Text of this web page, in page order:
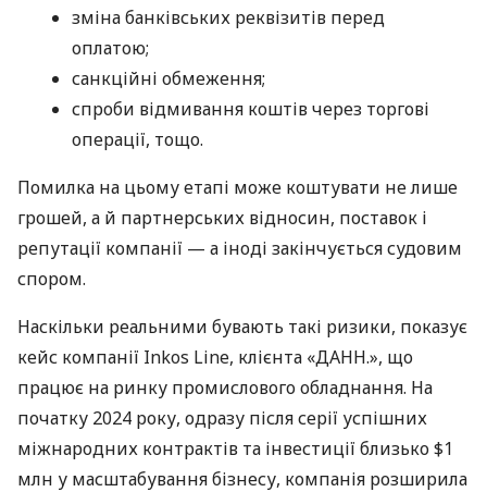
зміна банківських реквізитів перед
оплатою;
санкційні обмеження;
спроби відмивання коштів через торгові
операції, тощо.
Помилка на цьому етапі може коштувати не лише
грошей, а й партнерських відносин, поставок і
репутації компанії — а іноді закінчується судовим
спором.
Наскільки реальними бувають такі ризики, показує
кейс компанії Inkos Line, клієнта «ДАНН.», що
працює на ринку промислового обладнання. На
початку 2024 року, одразу після серії успішних
міжнародних контрактів та інвестиції близько $1
млн у масштабування бізнесу, компанія розширила